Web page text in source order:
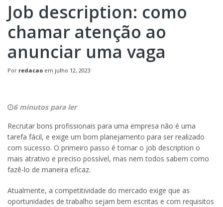
Job description: como
chamar atenção ao
anunciar uma vaga
Por redacao em julho 12, 2023
6 minutos para ler
Recrutar bons profissionais para uma empresa não é uma
tarefa fácil, e exige um bom planejamento para ser realizado
com sucesso. O primeiro passo é tornar o job description o
mais atrativo e preciso possível, mas nem todos sabem como
fazê-lo de maneira eficaz.
Atualmente, a competitividade do mercado exige que as
oportunidades de trabalho sejam bem escritas e com requisitos